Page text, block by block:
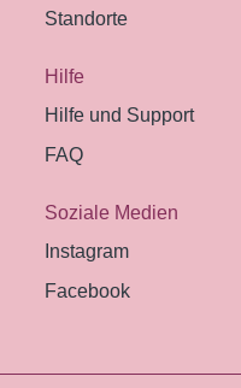
Standorte
Hilfe
Hilfe und Support
FAQ
Soziale Medien
Instagram
Facebook